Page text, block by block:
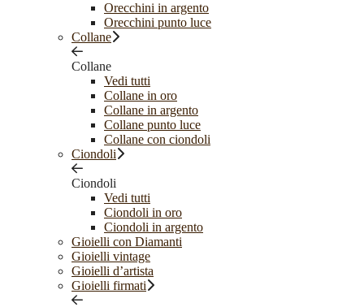
Orecchini in argento
Orecchini punto luce
Collane
Collane
Vedi tutti
Collane in oro
Collane in argento
Collane punto luce
Collane con ciondoli
Ciondoli
Ciondoli
Vedi tutti
Ciondoli in oro
Ciondoli in argento
Gioielli con Diamanti
Gioielli vintage
Gioielli d’artista
Gioielli firmati